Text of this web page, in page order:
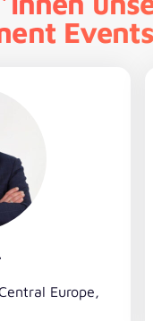
Events
Europe,